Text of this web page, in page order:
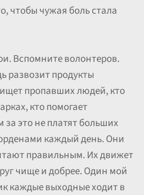
чтобы чужая боль стала
Вспомните волонтеров.
развозит продукты
пропавших людей, кто
кто помогает
это не платят больших
каждый день. Они
правильным. Их движет
чище и добрее. Один мой
каждые выходные ходит в